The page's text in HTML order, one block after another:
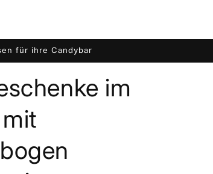
h
e
für ihre Candybar
im